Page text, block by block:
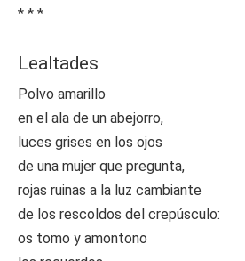
* * *
Lealtades
Polvo amarillo
en el ala de un abejorro,
luces grises en los ojos
de una mujer que pregunta,
rojas ruinas a la luz cambiante
de los rescoldos del crepúsculo:
os tomo y amontono